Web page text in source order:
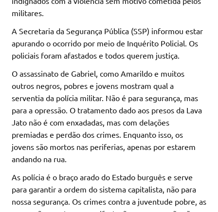
militares.
A Secretaria da Segurança Pública (SSP) informou estar
apurando o ocorrido por meio de Inquérito Policial. Os
policiais foram afastados e todos querem justiça.
O assassinato de Gabriel, como Amarildo e muitos
outros negros, pobres e jovens mostram qual a
serventia da polícia militar. Não é para segurança, mas
para a opressão. O tratamento dado aos presos da Lava
Jato não é com enxadadas, mas com delações
premiadas e perdão dos crimes. Enquanto isso, os
jovens são mortos nas periferias, apenas por estarem
andando na rua.
As polícia é o braço arado do Estado burguês e serve
para garantir a ordem do sistema capitalista, não para
nossa segurança. Os crimes contra a juventude pobre, as